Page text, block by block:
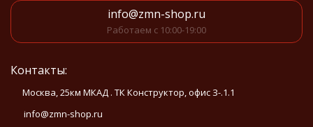
info@zmn-shop.ru
Работаем с 10:00-19:00
Контакты:
Москва, 25км МКАД . ТК Конструктор, офис З-.1.1
info@zmn-shop.ru